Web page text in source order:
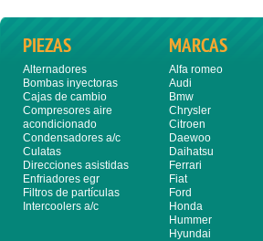
PIEZAS
Alternadores
Bombas inyectoras
Cajas de cambio
Compresores aire
acondicionado
Condensadores a/c
Culatas
Direcciones asistidas
Enfriadores egr
Filtros de partículas
Intercoolers a/c
MARCAS
Alfa romeo
Audi
Bmw
Chrysler
Citroen
Daewoo
Daihatsu
Ferrari
Fiat
Ford
Honda
Hummer
Hyundai